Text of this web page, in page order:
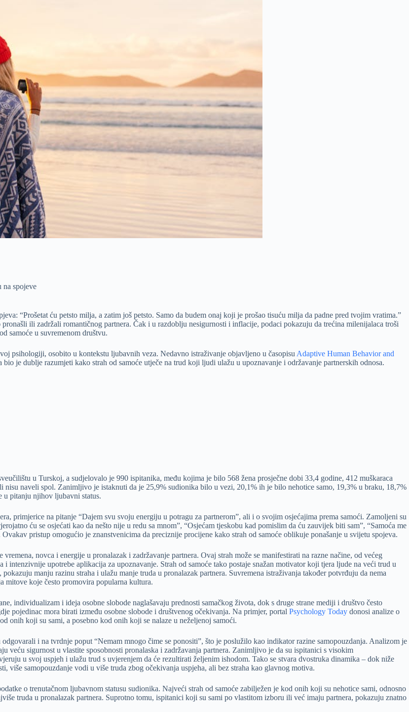
na spojeve
“Prošetat ću petsto milja, a zatim još petsto. Samo da budem onaj koji je prošao tisuću milja da padne pred tvojim vratima.”
ili zadržali romantičnog partnera. Čak i u razdoblju nesigurnosti i inflacije, podaci pokazuju da trećina milenijalaca troši
samoće u suvremenom društvu.
psihologiji, osobito u kontekstu ljubavnih veza. Nedavno istraživanje objavljeno u časopisu Adaptive Human Behavior and
je dublje razumjeti kako strah od samoće utječe na trud koji ljudi ulažu u upoznavanje i održavanje partnerskih odnosa.
u Turskoj, a sudjelovalo je 990 ispitanika, među kojima je bilo 568 žena prosječne dobi 33,4 godine, 412 muškaraca
naveli spol. Zanimljivo je istaknuti da je 25,9% sudionika bilo u vezi, 20,1% ih je bilo nehotice samo, 19,3% u braku, 18,7%
u pitanju njihov ljubavni status.
primjerice na pitanje “Dajem svu svoju energiju u potragu za partnerom”, ali i o svojim osjećajima prema samoći. Zamoljeni su
ću se osjećati kao da nešto nije u redu sa mnom”, “Osjećam tjeskobu kad pomislim da ću zauvijek biti sam”, “Samoća me
pristup omogućio je znanstvenicima da preciznije procijene kako strah od samoće oblikuje ponašanje u svijetu spojeva.
novca i energije u pronalazak i zadržavanje partnera. Ovaj strah može se manifestirati na razne načine, od većeg
intenzivnije upotrebe aplikacija za upoznavanje. Strah od samoće tako postaje snažan motivator koji tjera ljude na veći trud u
manju razinu straha i ulažu manje truda u pronalazak partnera. Suvremena istraživanja također potvrđuju da nema
mitove koje često promovira popularna kultura.
individualizam i ideja osobne slobode naglašavaju prednosti samačkog života, dok s druge strane mediji i društvo često
pojedinac mora birati između osobne slobode i društvenog očekivanja. Na primjer, portal Psychology Today donosi analize o
onih koji su sami, a posebno kod onih koji se nalaze u neželjenoj samoći.
i na tvrdnje poput “Nemam mnogo čime se ponositi”, što je poslužilo kao indikator razine samopouzdanja. Analizom je
veću sigurnost u vlastite sposobnosti pronalaska i zadržavanja partnera. Zanimljivo je da su ispitanici s visokim
u svoj uspjeh i ulažu trud s uvjerenjem da će rezultirati željenim ishodom. Tako se stvara dvostruka dinamika – dok niže
više samopouzdanje vodi u više truda zbog očekivanja uspjeha, ali bez straha kao glavnog motiva.
o trenutačnom ljubavnom statusu sudionika. Najveći strah od samoće zabilježen je kod onih koji su nehotice sami, odnosno
truda u pronalazak partnera. Suprotno tomu, ispitanici koji su sami po vlastitom izboru ili već imaju partnera, pokazuju znatno